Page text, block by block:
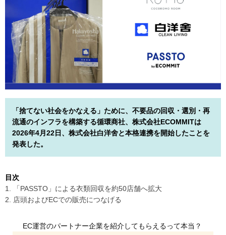
「捨てない社会をかなえる」ために、不要品の回収・選別・再
流通のインフラを構築する循環商社、株式会社ECOMMITは
2026年4月22日、株式会社白洋舍と本格連携を開始したことを
発表した。
目次
1. 「PASSTO」による衣類回収を約50店舗へ拡大
2. 店頭およびECでの販売につなげる
EC運営のパートナー企業を紹介してもらえるって本当？